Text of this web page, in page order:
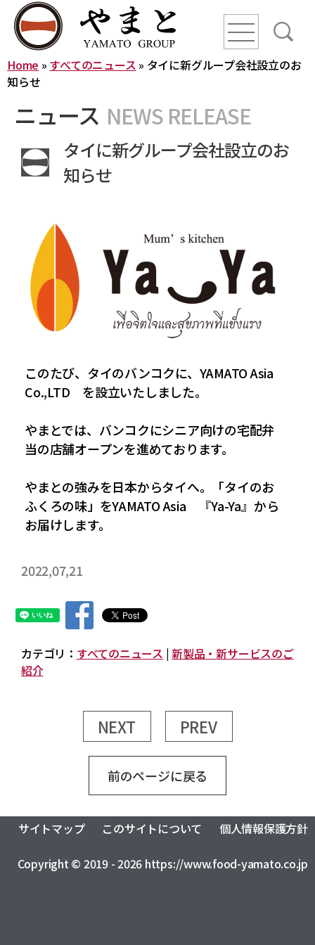
line
line
line
ニュース
やまとグループ株式会社
株式会社ヤマトアグリ
株式会社大和
株式会社栄食
株式会社ONKURI
株式会社未来への恋文
おふくろの味総合研究所
食品製造品質研究所
株式会社COMMON
株式会社UNITY
一般社団法人シニアミール協会
株式会社HAND
株式会社ライクイット
株式会社make better
株式会社ピース
株式会社YAMATO Asia
株式会社Anniversary
カーチョイス・レンタカーサービス株式会社
株式会社AKKO
株式会社プラスぽぽぽ
特定非営利活動法人ホームホスピスこまつ
沿革
事業内容
トータルライフスタイル創造事業
フードサービス事業
コミュニティ事業
食品の品質・衛生管理トータルサポート事業
ロジスティクス事業
レンタカーサービス事業
福祉就労支援事業
インシュアランス事業
資格認定事業
グローバル・ネットワーク事業
健康経営の取り組みについて
採用情報
Home » すべてのニュース » タイに新グループ会社設立のお
知らせ
ニュース NEWS RELEASE
タイに新グループ会社設立のお
知らせ
このたび、タイのバンコクに、YAMATO Asia
Co.,LTD を設立いたしました。
やまとでは、バンコクにシニア向けの宅配弁
当の店舗オープンを進めております。
やまとの強みを日本からタイへ。「タイのお
ふくろの味」をYAMATO Asia 『Ya-Ya』から
お届けします。
2022,07,21
カテゴリ： すべてのニュース |新製品・新サービスのご
紹介
NEXT PREV
前のページに戻る
サイトマップ このサイトについて 個人情報保護方針
Copyright © 2019 - 2026 https://www.food-yamato.co.jp